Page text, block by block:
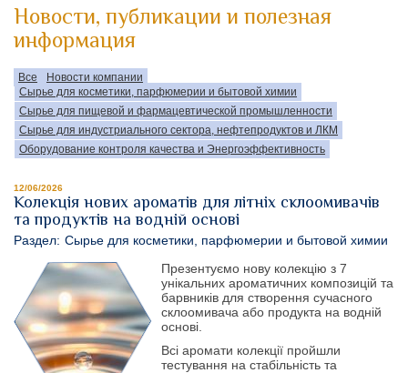
Новости, публикации и полезная
информация
Все
Новости компании
Сырье для косметики, парфюмерии и бытовой химии
Сырье для пищевой и фармацевтической промышленности
Сырье для индустриального сектора, нефтепродуктов и ЛКМ
Оборудование контроля качества и Энергоэффективность
12/06/2026
Колекція нових ароматів для літніх склоомивачів
та продуктів на водній основі
Раздел: Сырье для косметики, парфюмерии и бытовой химии
Презентуємо нову колекцію з 7
унікальних ароматичних композицій та
барвників для створення сучасного
склоомивача або продукта на водній
основі.
Всі аромати колекції пройшли
тестування на стабільність та